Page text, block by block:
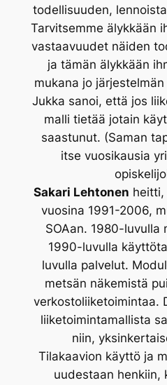
todellisuuden,
Tarvitsemme älykkään
vastaavuudet näiden
ja tämän älykkään
mukana jo
Jukka sanoi, että jos
malli tietää jotain
saastunut. (Saman
itse vuosikausia
Sakari Lehtonen heitti,
vuosina 1991-2006,
SOAan. 1980-luvulla
1990-luvulla
luvulla palvelut.
metsän näkemistä
verkostoliiketoimintaa.
liiketoimintamallista
niin,
Tilakaavion käyttö ja
uudestaan henkiin,